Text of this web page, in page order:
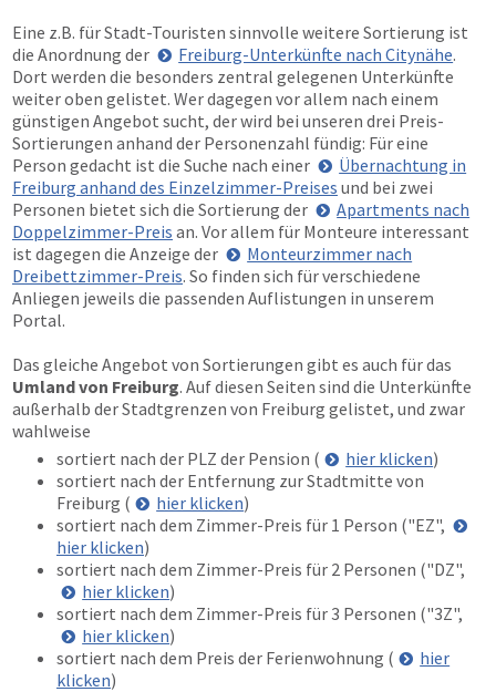
Eine z.B. für Stadt-Touristen sinnvolle weitere Sortierung ist
die Anordnung der
Freiburg-Unterkünfte nach Citynähe.
Dort werden die besonders zentral gelegenen Unterkünfte
weiter oben gelistet. Wer dagegen vor allem nach einem
günstigen Angebot sucht, der wird bei unseren drei Preis-
Sortierungen anhand der Personenzahl fündig: Für eine
Person gedacht ist die Suche nach einer
Übernachtung in
Freiburg anhand des Einzelzimmer-Preises und bei zwei
Personen bietet sich die Sortierung der
Apartments nach
Doppelzimmer-Preis an. Vor allem für Monteure interessant
ist dagegen die Anzeige der
Monteurzimmer nach
Dreibettzimmer-Preis. So finden sich für verschiedene
Anliegen jeweils die passenden Auflistungen in unserem
Portal.
Das gleiche Angebot von Sortierungen gibt es auch für das
Umland von Freiburg. Auf diesen Seiten sind die Unterkünfte
außerhalb der Stadtgrenzen von Freiburg gelistet, und zwar
wahlweise
sortiert nach der PLZ der Pension (
hier klicken)
sortiert nach der Entfernung zur Stadtmitte von
Freiburg (
hier klicken)
sortiert nach dem Zimmer-Preis für 1 Person ("EZ",
hier klicken)
sortiert nach dem Zimmer-Preis für 2 Personen ("DZ",
hier klicken)
sortiert nach dem Zimmer-Preis für 3 Personen ("3Z",
hier klicken)
sortiert nach dem Preis der Ferienwohnung (
hier
klicken)